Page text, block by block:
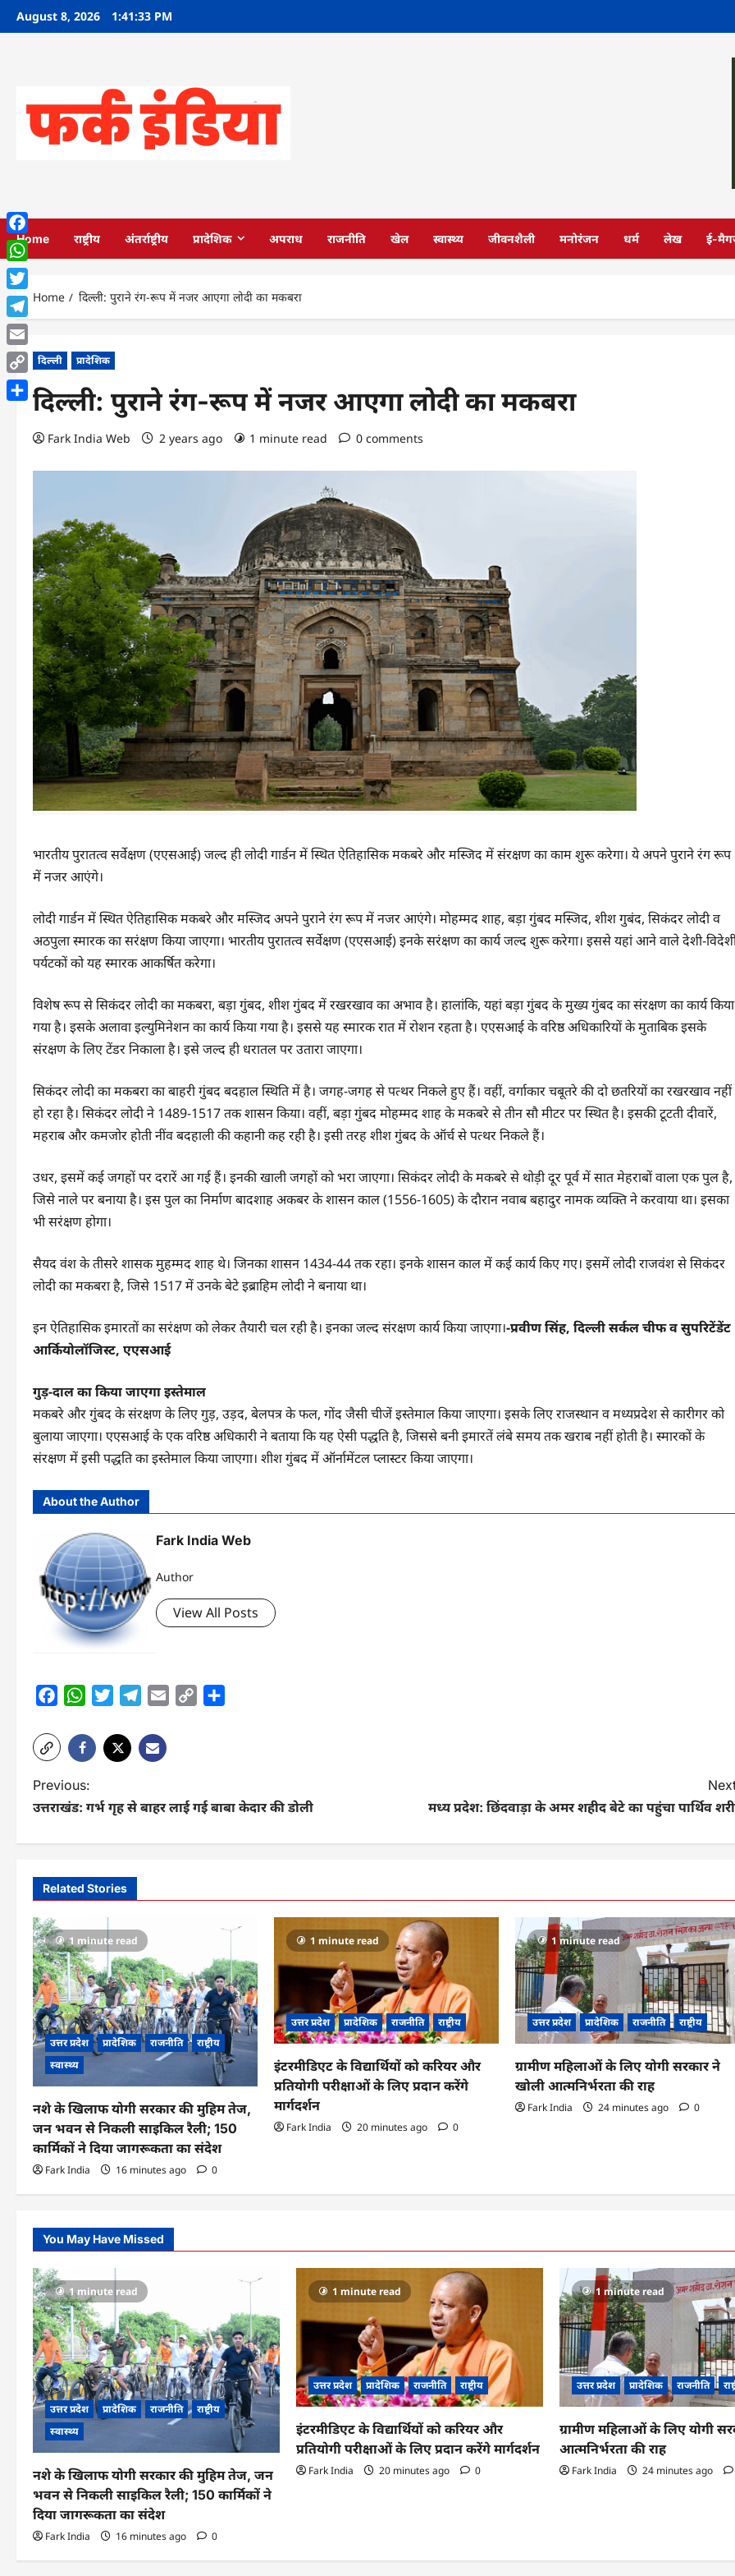
SkipAugust 8, 2026 1:41:34 PM
Home राष्ट्रीय अंतर्राष्ट्रीय प्रादेशिक अपराध राजनीति खेल स्वास्थ्य जीवनशैली मनोरंजन धर्म लेख ई-
Home दिल्ली: पुराने रंग-रूप में नजर आएगा लोदी का मकबरा
दिल्ली प्रादेशिक
दिल्ली: पुराने रंग-रूप में नजर आएगा लोदी का मकबरा
Fark India Web 2 years ago 1 minute read 0 comments
भारतीय पुरातत्व सर्वेक्षण (एएसआई) जल्द ही लोदी गार्डन में स्थित ऐतिहासिक मकबरे और मस्जिद में संरक्षण का काम शुरू करेगा। ये अपने पुराने रंग रूप
में नजर आएंगे।
लोदी गार्डन में स्थित ऐतिहासिक मकबरे और मस्जिद अपने पुराने रंग रूप में नजर आएंगे। मोहम्मद शाह, बड़ा गुंबद मस्जिद, शीश गुबंद, सिकंदर लोदी व
अठपुला स्मारक का सरंक्षण किया जाएगा। भारतीय पुरातत्व सर्वेक्षण (एएसआई) इनके सरंक्षण का कार्य जल्द शुरू करेगा। इससे यहां आने वाले देशी-
पर्यटकों को यह स्मारक आकर्षित करेगा।
विशेष रूप से सिकंदर लोदी का मकबरा, बड़ा गुंबद, शीश गुंबद में रखरखाव का अभाव है। हालांकि, यहां बड़ा गुंबद के मुख्य गुंबद का संरक्षण का कार्य किया
गया है। इसके अलावा इल्युमिनेशन का कार्य किया गया है। इससे यह स्मारक रात में रोशन रहता है। एएसआई के वरिष्ठ अधिकारियों के मुताबिक इसके
संरक्षण के लिए टेंडर निकाला है। इसे जल्द ही धरातल पर उतारा जाएगा।
सिकंदर लोदी का मकबरा का बाहरी गुंबद बदहाल स्थिति में है। जगह-जगह से पत्थर निकले हुए हैं। वहीं, वर्गाकार चबूतरे की दो छतरियों का रखरखाव नहीं
हो रहा है। सिकंदर लोदी ने 1489-1517 तक शासन किया। वहीं, बड़ा गुंबद मोहम्मद शाह के मकबरे से तीन सौ मीटर पर स्थित है। इसकी टूटती दीवारें,
महराब और कमजोर होती नींव बदहाली की कहानी कह रही है। इसी तरह शीश गुंबद के ऑर्च से पत्थर निकले हैं।
उधर, इसमें कई जगहों पर दरारें आ गई हैं। इनकी खाली जगहों को भरा जाएगा। सिकंदर लोदी के मकबरे से थोड़ी दूर पूर्व में सात मेहराबों वाला एक पुल है,
जिसे नाले पर बनाया है। इस पुल का निर्माण बादशाह अकबर के शासन काल (1556-1605) के दौरान नवाब बहादुर नामक व्यक्ति ने करवाया था। इसका
भी सरंक्षण होगा।
सैयद वंश के तीसरे शासक मुहम्मद शाह थे। जिनका शासन 1434-44 तक रहा। इनके शासन काल में कई कार्य किए गए। इसमें लोदी राजवंश से सिकंदर
लोदी का मकबरा है, जिसे 1517 में उनके बेटे इब्राहिम लोदी ने बनाया था।
इन ऐतिहासिक इमारतों का सरंक्षण को लेकर तैयारी चल रही है। इनका जल्द संरक्षण कार्य किया जाएगा।-प्रवीण सिंह, दिल्ली सर्कल चीफ व सुपरिटेंडेंट
आर्कियोलॉजिस्ट, एएसआई
गुड़-दाल का किया जाएगा इस्तेमाल
मकबरे और गुंबद के संरक्षण के लिए गुड़, उड़द, बेलपत्र के फल, गोंद जैसी चीजें इस्तेमाल किया जाएगा। इसके लिए राजस्थान व मध्यप्रदेश से कारीगर को
बुलाया जाएगा। एएसआई के एक वरिष्ठ अधिकारी ने बताया कि यह ऐसी पद्धति है, जिससे बनी इमारतें लंबे समय तक खराब नहीं होती है। स्मारकों के
संरक्षण में इसी पद्धति का इस्तेमाल किया जाएगा। शीश गुंबद में ऑर्नामेंटल प्लास्टर किया जाएगा।
About the Author
Fark India Web
Author
View All Posts
FacebookWhatsAppTwitterTelegram
Email
Copy
P
o
s
t
n
a
v
i
g
a
t
i
o
n
Previous:
उत्तराखंड: गर्भ गृह से बाहर लाई गई बाबा केदार की डोली
मध्य प्रदेश: छिंदवाड़ा के अमर शहीद बेटे का पहुंचा पार्थिव
Related Stories
1 minute read
उत्तर प्रदेश प्रादेशिक राजनीति
राष्ट्रीय
स्वास्थ्य
नशे के खिलाफ योगी सरकार की मुहिम तेज,
जन भवन से निकली साइकिल रैली; 150
कार्मिकों ने दिया जागरूकता का संदेश
Fark India 16 minutes ago 0
1 minute read
उत्तर प्रदेश प्रादेशिक राजनीति राष्ट्रीय
इंटरमीडिएट के विद्यार्थियों को करियर और
प्रतियोगी परीक्षाओं के लिए प्रदान करेंगे
मार्गदर्शन
Fark India 20 minutes ago 0
1 minute read
उत्तर प्रदेश प्रादेशिक राजनीति राष्ट्रीय
ग्रामीण महिलाओं के लिए योगी सरकार ने
खोली आत्मनिर्भरता की राह
Fark India 24 minutes ago 0
You May Have Missed
1 minute read
उत्तर प्रदेश प्रादेशिक राजनीति
राष्ट्रीय
स्वास्थ्य
नशे के खिलाफ योगी सरकार की मुहिम तेज, जन
भवन से निकली साइकिल रैली; 150 कार्मिकों ने
दिया जागरूकता का संदेश
Fark India 16 minutes ago 0
1 minute read
उत्तर प्रदेश प्रादेशिक राजनीति राष्ट्रीय
इंटरमीडिएट के विद्यार्थियों को करियर और
प्रतियोगी परीक्षाओं के लिए प्रदान करेंगे मार्गदर्शन
Fark India 20 minutes ago 0
1 minute read
उत्तर प्रदेश प्रादेशिक राजनीति
ग्रामीण महिलाओं के लिए योगी
आत्मनिर्भरता की राह
Fark India 24 minutes ago
Facebook
WhatsApp
Twitter
Telegram
Email
Copy
Link
Share